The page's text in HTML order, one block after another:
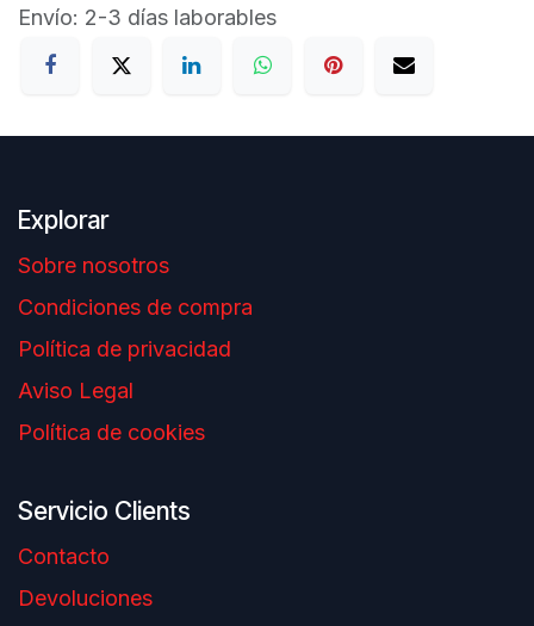
Envío: 2-3 días laborables
Explorar
Sobre nosotros
Condiciones de compra
Política de privacidad
Aviso Legal
Política de cookies
Servicio Clients
Contacto
Devoluciones